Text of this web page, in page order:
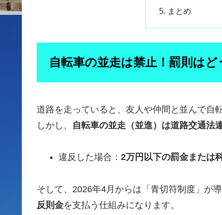
まとめ
自転車の並走は禁止！罰則はど
道路を走っていると、友人や仲間と並んで自
しかし、 自転車の並走（並進）は道路交通法
違反した場合： 2万円以下の罰金または
そして、2026年4月からは「青切符制度」が
反則金を支払う仕組みになります。